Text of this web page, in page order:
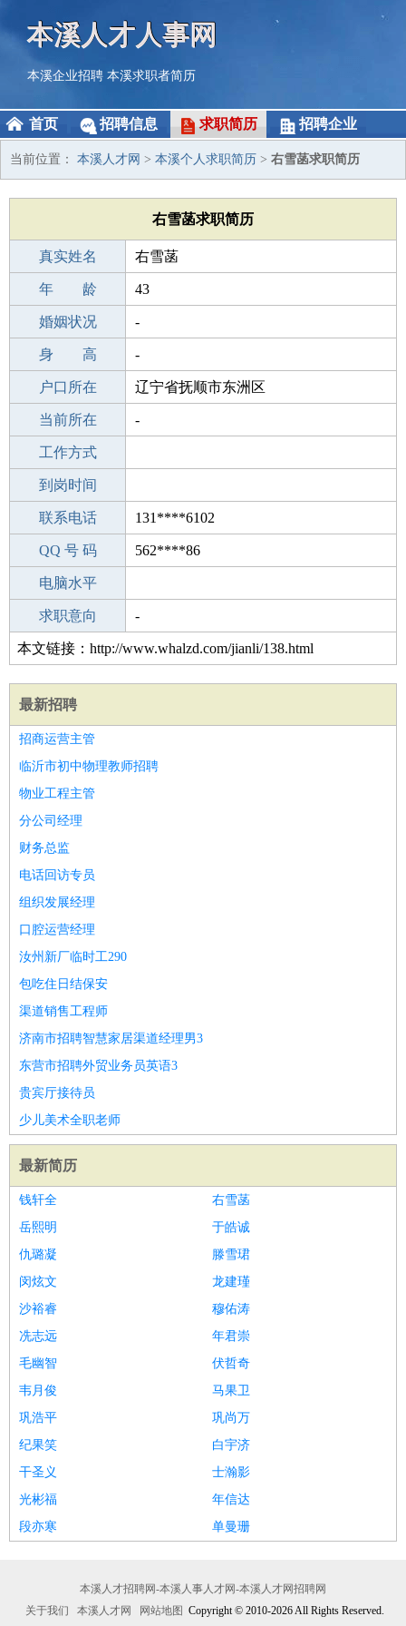
本溪人才人事网
本溪企业招聘 本溪求职者简历
首页 招聘信息 求职简历 招聘企业
当前位置： 本溪人才网 > 本溪个人求职简历 > 右雪菡求职简历
右雪菡求职简历
真实姓名 右雪菡
性 别 女
年 龄 43
出生年月 1983-08-12
婚姻状况 -
学 历 成人教育
身 高 -
毕业学校 天津国培基地
户口所在 辽宁省抚顺市东洲区
所学专业 -
当前所在 -
工作经验
工作方式
驾 照
到岗时间
期望月薪
联系电话 131****6102
手机号码 131****6102
QQ 号 码 562****86
微信号码
电脑水平
外语水平
求职意向 -
本文链接：http://www.whalzd.com/jianli/138.html
最新招聘
招商运营主管
临沂市初中物理教师招聘
物业工程主管
分公司经理
财务总监
电话回访专员
组织发展经理
口腔运营经理
汝州新厂临时工290
包吃住日结保安
渠道销售工程师
济南市招聘智慧家居渠道经理男3
东营市招聘外贸业务员英语3
贵宾厅接待员
少儿美术全职老师
最新简历
钱轩全
右雪菡
岳熙明
于皓诚
仇璐凝
滕雪珺
闵炫文
龙建瑾
沙裕睿
穆佑涛
冼志远
年君崇
毛幽智
伏哲奇
韦月俊
马果卫
巩浩平
巩尚万
纪果笑
白宇济
干圣义
士瀚影
光彬福
年信达
段亦寒
单曼珊
本溪人才招聘网-本溪人事人才网-本溪人才网招聘网
关于我们
本溪人才网 网站地图 Copyright © 2010-2026 All Rights Reserved.